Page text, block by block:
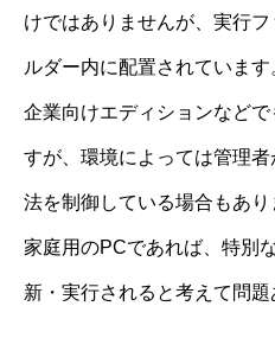
けではありませんが、実行
ルダー内に配置されています
企業向けエディションなど
すが、環境によっては管理
法を制御している場合もあり
家庭用のPCであれば、特別
新・実行されると考えて問題